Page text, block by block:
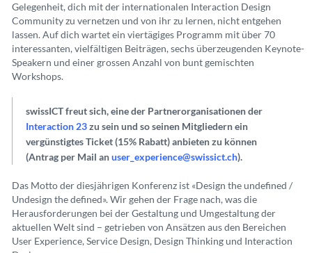
Gelegenheit, dich mit der internationalen Interaction Design
Community zu vernetzen und von ihr zu lernen, nicht entgehen
lassen. Auf dich wartet ein viertägiges Programm mit über 70
interessanten, vielfältigen Beiträgen, sechs überzeugenden Keynote-
Speakern und einer grossen Anzahl von bunt gemischten
Workshops.
swissICT freut sich, eine der Partnerorganisationen der
Interaction 23zu sein und so seinen Mitgliedern ein
vergünstigtes Ticket (15% Rabatt) anbieten zu können
(Antrag per Mail anuser_experience@swissict.ch).
Das Motto der diesjährigen Konferenz ist «Design the undefined /
Undesign the defined». Wir gehen der Frage nach, was die
Herausforderungen bei der Gestaltung und Umgestaltung der
aktuellen Welt sind – getrieben von Ansätzen aus den Bereichen
User Experience, Service Design, Design Thinking und Interaction